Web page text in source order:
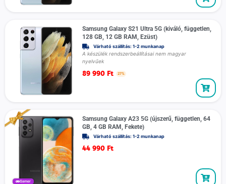
Samsung Galaxy S21 Ultra 5G (kiváló, független,
128 GB, 12 GB RAM, Ezüst)
Várható szállítás: 1-2 munkanap
A készülék rendszerbeállításai nem magyar
nyelvűek
89 990 Ft 27%
Gamer
Samsung Galaxy A23 5G (újszerű, független, 64
GB, 4 GB RAM, Fekete)
Várható szállítás: 1-2 munkanap
44 990 Ft